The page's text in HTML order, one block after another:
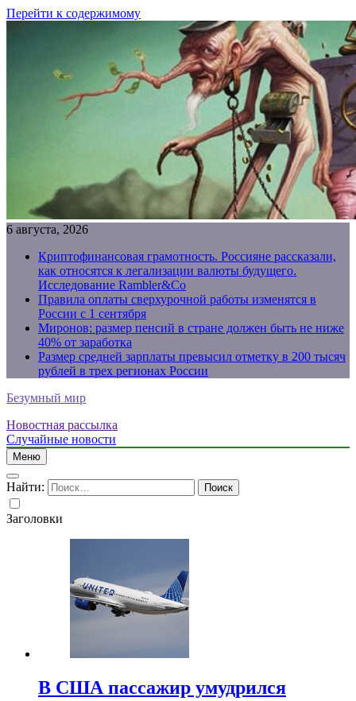
Перейти к содержимому
6 августа, 2026
Криптофинансовая грамотность. Россияне рассказали,
как относятся к легализации валюты будущего.
Исследование Rambler&Co
Правила оплаты сверхурочной работы изменятся в
России с 1 сентября
Миронов: размер пенсий в стране должен быть не ниже
40% от заработка
Размер средней зарплаты превысил отметку в 200 тысяч
рублей в трех регионах России
Безумный мир
Новостная рассылка
Случайные новости
Меню
Найти:
Заголовки
В США пассажир умудрился